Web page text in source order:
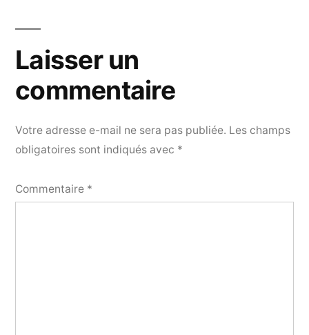
Votre adresse e-mail ne sera pas publiée. Les champs
obligatoires sont indiqués avec *
Commentaire *
Laisser un
commentaire